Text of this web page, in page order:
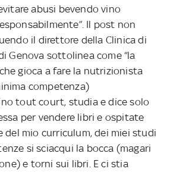
abusi bevendo vino
Il post non
il direttore della Clinica di
Genova sottolinea come “la
gioca a fare la nutrizionista
competenza)
tout court, studia e dice solo
per vendere libri e ospitate
del mio curriculum, dei miei studi
si sciacqui la bocca (magari
e torni sui libri. E ci stia